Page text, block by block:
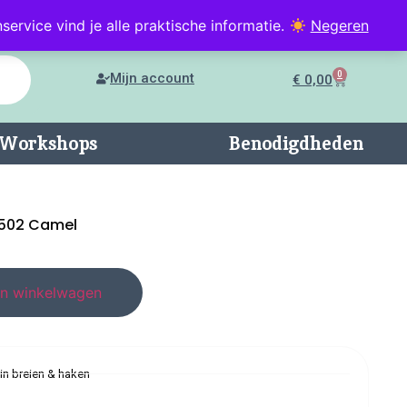
vind je alle praktische informatie. Negeren
Mijn account € 0,00 0
Benodigdheden
Camel
winkelwagen
breien & haken